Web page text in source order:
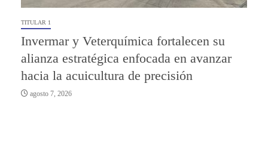
TITULAR 1
Invermar y Veterquímica fortalecen su
alianza estratégica enfocada en avanzar
hacia la acuicultura de precisión
agosto 7, 2026